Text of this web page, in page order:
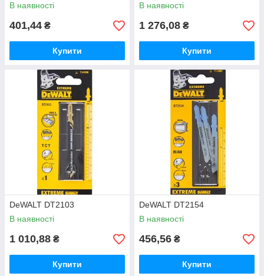
В наявності
401,44 ₴
Купити
В наявності
1 276,08 ₴
Купити
DeWALT DT2103
В наявності
1 010,88 ₴
Купити
DeWALT DT2154
В наявності
456,56 ₴
Купити